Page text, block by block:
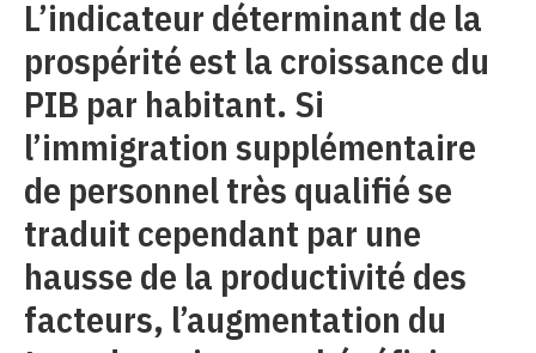
L’indicateur déterminant de la
prospérité est la croissance du
PIB par habitant. Si
l’immigration supplémentaire
de personnel très qualifié se
traduit cependant par une
hausse de la productivité des
facteurs, l’augmentation du